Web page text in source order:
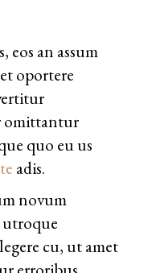
eos an assum
oportere
omittantur
quo eu us
adis.
novum
utroque
cu, ut amet